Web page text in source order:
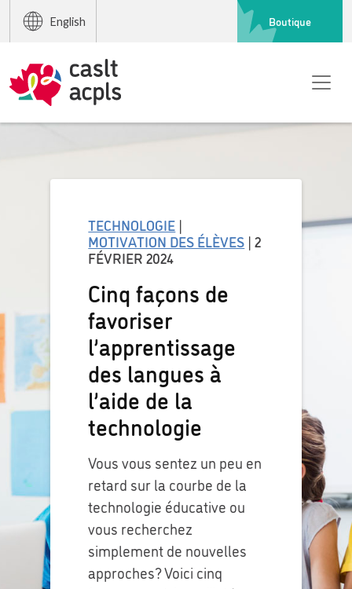
English Boutique
TECHNOLOGIE |
MOTIVATION DES ÉLÈVES | 2
FÉVRIER 2024
Cinq façons de
favoriser
l’apprentissage
des langues à
l’aide de la
technologie
Vous vous sentez un peu en
retard sur la courbe de la
technologie éducative ou
vous recherchez
simplement de nouvelles
approches? Voici cinq